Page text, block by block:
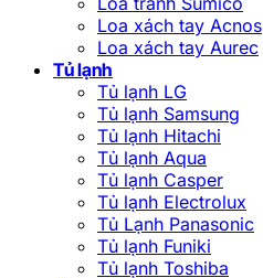
Loa xách tay Acnos
Loa xách tay Aurec
Tủ lạnh
Tủ lạnh LG
Tủ lạnh Samsung
Tủ lạnh Hitachi
Tủ lạnh Aqua
Tủ lạnh Casper
Tủ lạnh Electrolux
Tủ Lạnh Panasonic
Tủ lạnh Funiki
Tủ lạnh Toshiba